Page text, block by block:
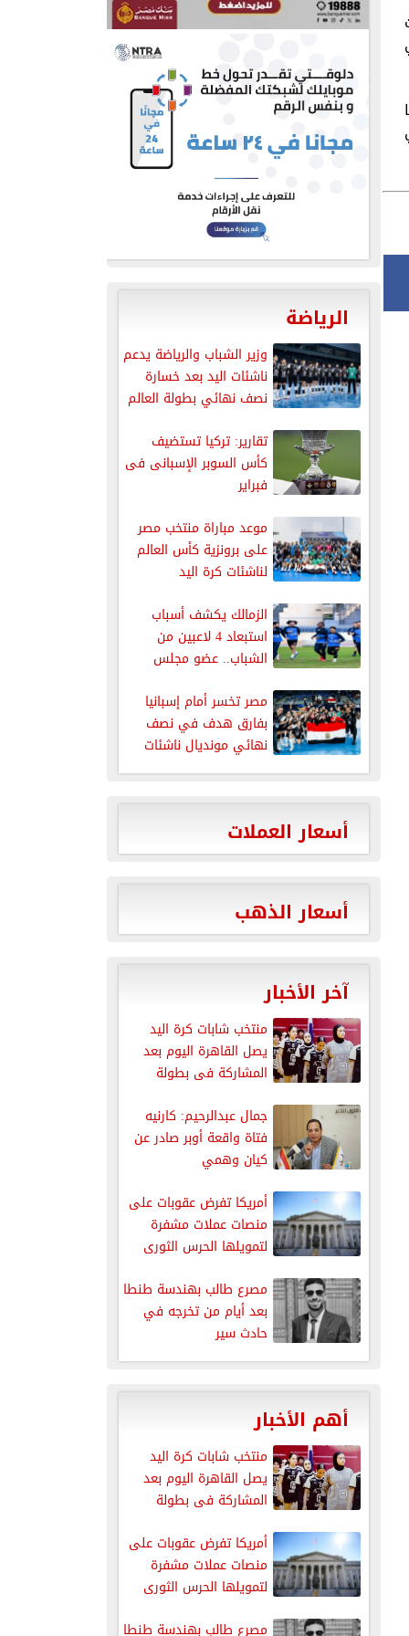
الرياضة
وزير الشباب والرياضة يدعم
ناشئات اليد بعد خسارة
نصف نهائي بطولة العالم
تقارير: تركيا تستضيف
كأس السوبر الإسبانى فى
فبراير
موعد مباراة منتخب مصر
على برونزية كأس العالم
لناشئات كرة اليد
الزمالك يكشف أسباب
استبعاد 4 لاعبين من
الشباب.. عضو مجلس
مصر تخسر أمام إسبانيا
بفارق هدف في نصف
نهائي مونديال ناشئات
اليد...
أسعار العملات
أسعار الذهب
آخر الأخبار
منتخب شابات كرة اليد
يصل القاهرة اليوم بعد
المشاركة فى بطولة
جمال عبدالرحيم: كارنيه
فتاة واقعة أوبر صادر عن
كيان وهمي
أمريكا تفرض عقوبات على
منصات عملات مشفرة
لتمويلها الحرس الثورى
مصرع طالب بهندسة طنطا
بعد أيام من تخرجه في
حادث سير
أهم الأخبار
منتخب شابات كرة اليد
يصل القاهرة اليوم بعد
المشاركة فى بطولة
أمريكا تفرض عقوبات على
منصات عملات مشفرة
لتمويلها الحرس الثورى
مصرع طالب بهندسة طنطا